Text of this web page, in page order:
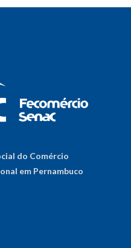
do Comércio
em Pernambuco